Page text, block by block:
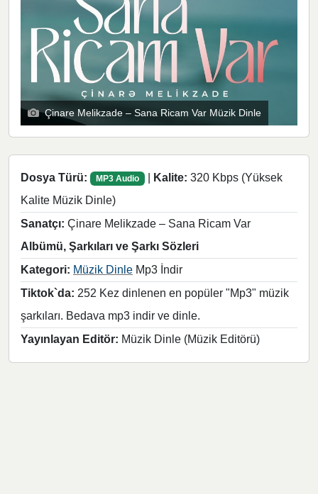
Çinare Melikzade – Sana Ricam Var Müzik Dinle
Dosya Türü: MP3 Audio | Kalite: 320 Kbps (Yüksek
Kalite Müzik Dinle)
Sanatçı: Çinare Melikzade – Sana Ricam Var
Albümü, Şarkıları ve Şarkı Sözleri
Kategori: Müzik Dinle Mp3 İndir
Tiktok`da: 252 Kez dinlenen en popüler "Mp3" müzik
şarkıları. Bedava mp3 indir ve dinle.
Yayınlayan Editör: Müzik Dinle (Müzik Editörü)